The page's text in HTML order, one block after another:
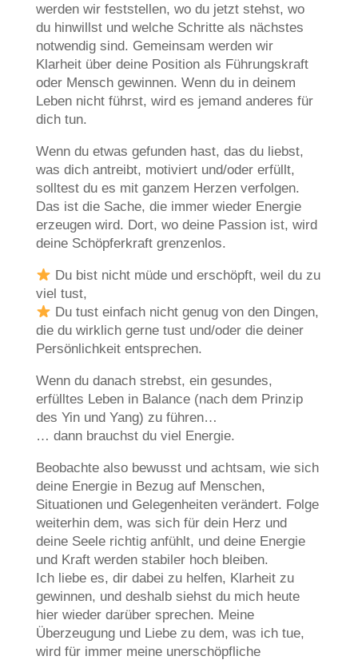
werden wir feststellen, wo du jetzt stehst, wo
du hinwillst und welche Schritte als nächstes
notwendig sind. Gemeinsam werden wir
Klarheit über deine Position als Führungskraft
oder Mensch gewinnen. Wenn du in deinem
Leben nicht führst, wird es jemand anderes für
dich tun.
Wenn du etwas gefunden hast, das du liebst,
was dich antreibt, motiviert und/oder erfüllt,
solltest du es mit ganzem Herzen verfolgen.
Das ist die Sache, die immer wieder Energie
erzeugen wird. Dort, wo deine Passion ist, wird
deine Schöpferkraft grenzenlos.
Du bist nicht müde und erschöpft, weil du zu
viel tust,
Du tust einfach nicht genug von den Dingen,
die du wirklich gerne tust und/oder die deiner
Persönlichkeit entsprechen.
Wenn du danach strebst, ein gesundes,
erfülltes Leben in Balance (nach dem Prinzip
des Yin und Yang) zu führen…
… dann brauchst du viel Energie.
Beobachte also bewusst und achtsam, wie sich
deine Energie in Bezug auf Menschen,
Situationen und Gelegenheiten verändert. Folge
weiterhin dem, was sich für dein Herz und
deine Seele richtig anfühlt, und deine Energie
und Kraft werden stabiler hoch bleiben.
Ich liebe es, dir dabei zu helfen, Klarheit zu
gewinnen, und deshalb siehst du mich heute
hier wieder darüber sprechen. Meine
Überzeugung und Liebe zu dem, was ich tue,
wird für immer meine unerschöpfliche